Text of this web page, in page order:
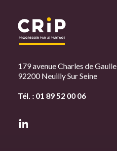
179 avenue Charles de Gaulle
92200 Neuilly Sur Seine
Tél. : 01 89 52 00 06